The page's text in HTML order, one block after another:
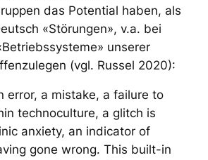
das Potential haben, als
«Störungen», v.a. bei
unserer
(vgl. Russel 2020):
error, a mistake, a failure to
technoculture, a glitch is
anxiety, an indicator of
gone wrong. This built-in